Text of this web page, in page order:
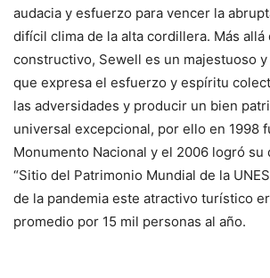
audacia y esfuerzo para vencer la
difícil clima de la alta cordillera. Más
constructivo, Sewell es un majestuoso
que expresa el esfuerzo y espíritu
las adversidades y producir un bien
universal excepcional, por ello en 1998
Monumento Nacional y el 2006 logró su
“Sitio del Patrimonio Mundial de la
de la pandemia este atractivo turístico
promedio por 15 mil personas al año.